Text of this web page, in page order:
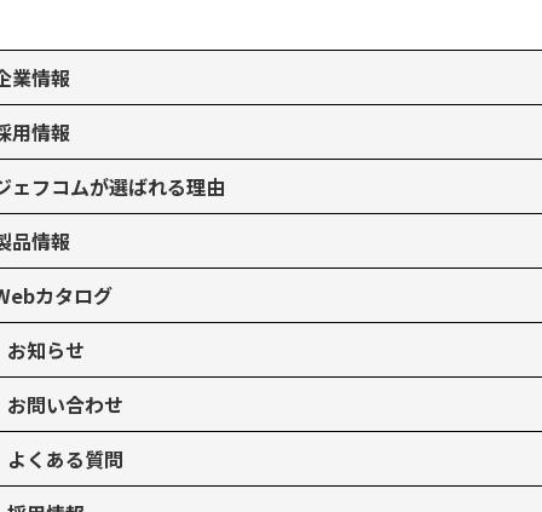
業情報
用情報
ェフコムが選ばれる理由
品情報
カタログ
お知らせ
お問い合わせ
よくある質問